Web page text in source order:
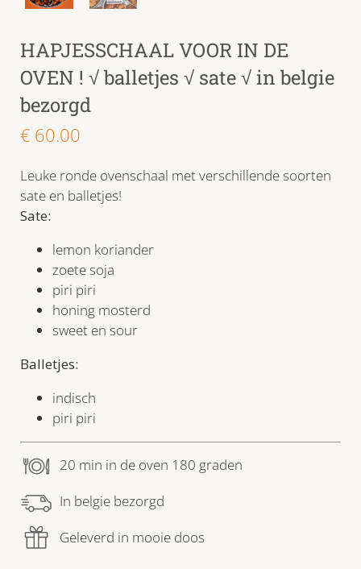
HAPJESSCHAAL VOOR IN DE
OVEN ! √ balletjes √ sate √ in belgie
bezorgd
€ 60.00
Leuke ronde ovenschaal met verschillende soorten
sate en balletjes!
Sate:
lemon koriander
zoete soja
piri piri
honing mosterd
sweet en sour
Balletjes:
indisch
piri piri
20 min in de oven 180 graden
In belgie bezorgd
Geleverd in mooie doos